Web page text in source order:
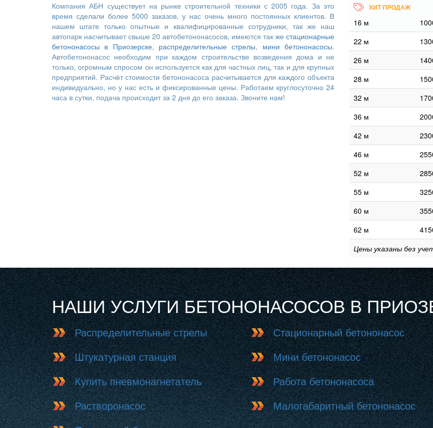
Компания АБН существует на рынке строительной техники с 2005 года. За это
время сделали более 5000 заказов, у нас очень много постоянных клиентов. В
нашем штате только опытные и квалифицированные сотрудники, так же наш
автопарк насчитывает свыше 20 автобетононасосов, имеются так же стационарные
бетононасосы в Приозерске, распределительные стрелы, мини бетононасосы.
Автобетононасос необходим при каждом строительстве возведения дома и не
только, огромным спросом он используется как для частных лиц, так и для крупных
предприятий. Расчёт стоимости бетононасоса расчитывается для каждого объекта
индивидуально, но у нас есть и фиксированные цены. Работаем круглосуточно 24
часа в сутки, подача происходит за 2 дня до его заказа. Звоните нам!
16 м
22 м
26 м
28 м
32 м
36 м
42 м
46 м
52 м
55 м
60 м
62 м
Цены указаны без
НАШИ УСЛУГИ БЕТОНОНАСОСОВ В
Распределительные стрелы
Штукатурная станция
Купить пневмонагнетатель
Растворонасос
Стационарный бетононасос
Мини бетононасос
Работа бетононасоса
Малогабаритный бетононасос